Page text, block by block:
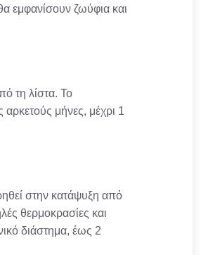
εμφανίσουν ζωύφια και
τη λίστα. Το
μήνες, μέχρι 1
στην κατάψυξη από
θερμοκρασίες και
διάστημα, έως 2